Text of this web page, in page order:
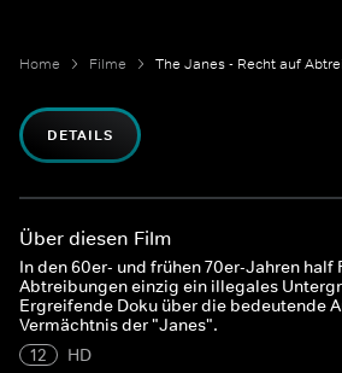
Home Filme
DETAILS
Über diesen Film
In den 60er- und frühen 70er-Jahren half
Abtreibungen einzig ein illegales
Ergreifende Doku über die bedeutende
Vermächtnis der "Janes".
12
HD